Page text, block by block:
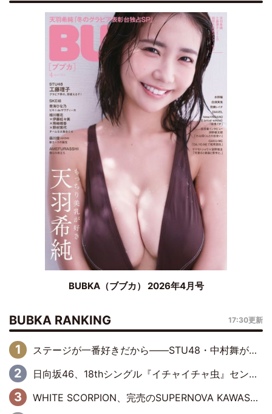
BUBKA（ブブカ） 2026年4月号
BUBKA RANKING 17:30更新
ステージが一番好きだから――STU48・中村舞が描く“これからの私”
日向坂46、18thシングル『イチャイチャ虫』センターは正源司陽子に決定& 佐藤優羽や平岡海月など、“ひなた坂46”からの選抜入りも注目！
WHITE SCORPION、完売のSUPERNOVA KAWASAKIで沸いた“着席型LIVE” 『BASE Live #16』昼公演リポート